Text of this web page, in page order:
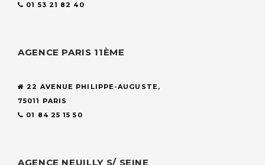
01 53 21 82 40
AGENCE PARIS 11ÈME
22 AVENUE PHILIPPE-AUGUSTE,
75011 PARIS
01 84 25 15 50
AGENCE NEUILLY S/ SEINE